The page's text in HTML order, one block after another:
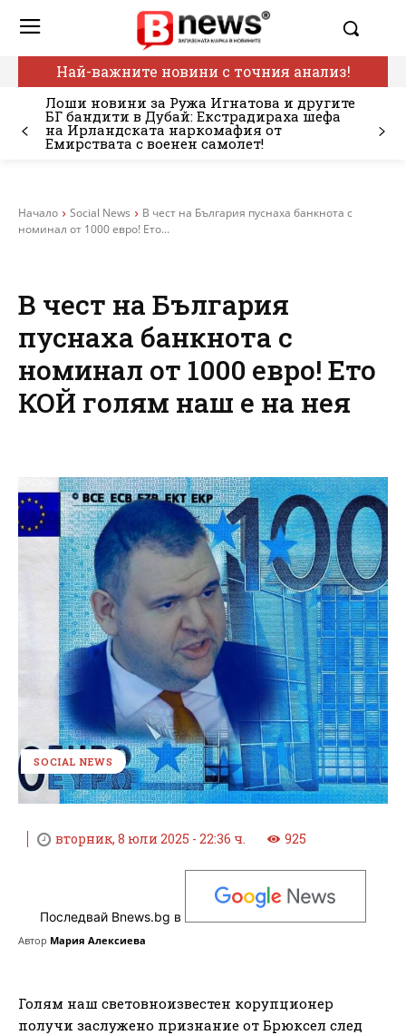
Най-важните новини с точния анализ!
Лоши новини за Ружа Игнатова и другите
БГ бандити в Дубай: Екстрадираха шефа
на Ирландската наркомафия от
Емирствата с военен самолет!
Начало Social News
В чест на България пуснаха банкнота с
номинал от 1000 евро! Ето...
В чест на България
пуснаха банкнота с
номинал от 1000 евро! Ето
КОЙ голям наш е на нея
SOCIAL NEWS
вторник, 8 юли 2025 - 22:36 ч. 925
Последвай Bnews.bg в
Автор Мария Алексиева
Голям наш световноизвестен корупционер
получи заслужено признание от Брюксел след